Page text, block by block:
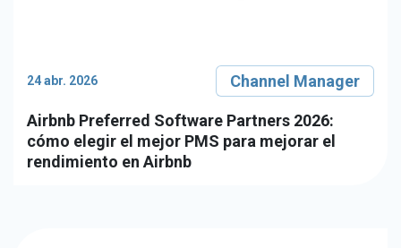
24 abr. 2026 Channel Manager
Airbnb Preferred Software Partners 2026:
cómo elegir el mejor PMS para mejorar el
rendimiento en Airbnb